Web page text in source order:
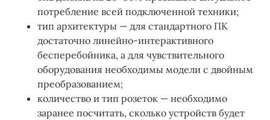
потребление всей подключенной техники;
тип архитектуры — для стандартного ПК
достаточно линейно-интерактивного
бесперебойника, а для чувствительного
оборудования необходимы модели с двойным
преобразованием;
количество и тип розеток — необходимо
заранее посчитать, сколько устройств будет